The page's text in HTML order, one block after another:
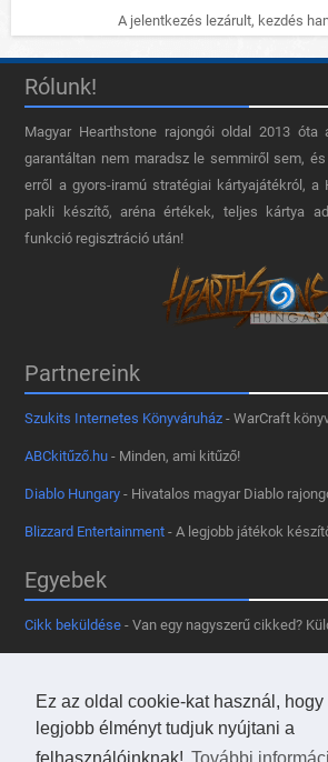
Ez az oldal cookie-kat használ, hogy
legjobb élményt tudjuk nyújtani a
A jelentkezés lezárult, kezdés
Rólunk!
Magyar Hearthstone​ rajongói oldal 2013 óta
garantáltan nem maradsz le semmiről sem,
erről a gyors-iramú stratégiai kártyajátékról, a
pakli készítő, aréna értékek, teljes kártya
funkció regisztráció után!
Partnereink
Szukits Internetes Könyváruház - WarCraft
ABCkitűző.hu - Minden, ami kitűző!
Diablo Hungary - Hivatalos magyar Diablo
Blizzard Entertainment - A legjobb játékok
Egyebek
Cikk beküldése - Van egy nagyszerű cikked?
- Tetszik az oldal? Segíts,
Kapcsolat, médiaajánlat- Lépj velünk
Használd a tooltipünket- A saját oldaladon is!